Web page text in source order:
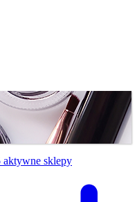
aktywne sklepy